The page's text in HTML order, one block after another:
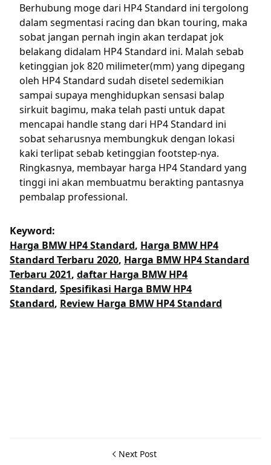
Berhubung moge dari HP4 Standard ini tergolong
dalam segmentasi racing dan bkan touring, maka
sobat jangan pernah ingin akan terdapat jok
belakang didalam HP4 Standard ini. Malah sebab
ketinggian jok 820 milimeter(mm) yang dipegang
oleh HP4 Standard sudah disetel sedemikian
sampai supaya menghidupkan sensasi balap
sirkuit bagimu, maka telah pasti untuk dapat
mencapai handle stang dari HP4 Standard ini
sobat seharusnya membungkuk dengan lokasi
kaki terlipat sebab ketinggian footstep-nya.
Ringkasnya, membayar harga HP4 Standard yang
tinggi ini akan membuatmu berakting pantasnya
pembalap professional.
Keyword:
Harga BMW HP4 Standard, Harga BMW HP4
Standard Terbaru 2020, Harga BMW HP4 Standard
Terbaru 2021, daftar Harga BMW HP4
Standard, Spesifikasi Harga BMW HP4
Standard, Review Harga BMW HP4 Standard
Next Post